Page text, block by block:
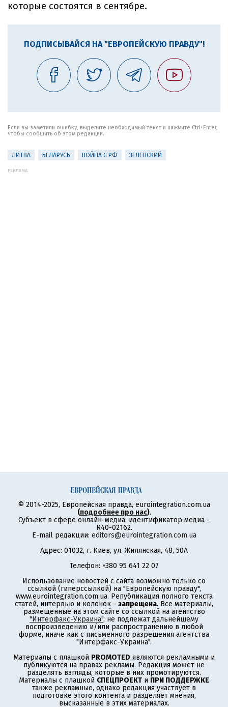
которые состоятся в сентябре.
ПОДПИСЫВАЙСЯ НА "ЕВРОПЕЙСКУЮ ПРАВДУ"!
Если вы заметили ошибку, выделите необходимый текст и нажмите Ctrl+Enter,
чтобы сообщить об этом редакции.
ЛИТВА БЕЛАРУСЬ ВОЙНА С РФ ЗЕЛЕНСКИЙ
РЕКЛАМА:
© 2014-2025, Европейская правда, eurointegration.com.ua
(подробнее про нас).
Субъект в сфере онлайн-медиа; идентификатор медиа -
R40-02162.
E-mail редакции: editors@eurointegration.com.ua
Адрес: 01032, г. Киев, ул. Жилянская, 48, 50А
Телефон: +380 95 641 22 07
Использование новостей с сайта возможно только со
ссылкой (гиперссылкой) на "Европейскую правду",
www.eurointegration.com.ua. Републикация полного текста
статей, интервью и колонок - запрещена. Все материалы,
размещенные на этом сайте со ссылкой на агентство
"Интерфакс-Украина", не подлежат дальнейшему
воспроизведению и/или распространению в любой
форме, иначе как с письменного разрешения агентства
"Интерфакс-Украина".
Материалы с плашкой PROMOTED являются рекламными и
публикуются на правах рекламы. Редакция может не
разделять взгляды, которые в них промотируются.
Материалы с плашкой СПЕЦПРОЕКТ и ПРИ ПОДДЕРЖКЕ
также рекламные, однако редакция участвует в
подготовке этого контента и разделяет мнения,
высказанные в этих материалах.